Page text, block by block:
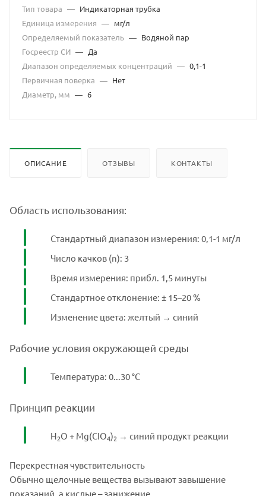
Тип товара — Индикаторная трубка
Единица измерения — мг/л
Определяемый показатель — Водяной пар
Госреестр СИ — Да
Диапазон определяемых концентраций — 0,1-1
Первичная поверка — Нет
Диаметр, мм — 6
ОПИСАНИЕ ОТЗЫВЫ КОНТАКТЫ
Область использования:
Стандартный диапазон измерения: 0,1-1 мг/л
Число качков (n): 3
Время измерения: прибл. 1,5 минуты
Стандартное отклонение: ± 15–20 %
Изменение цвета: желтый → синий
Рабочие условия окружающей среды
Температура: 0...30 °C
Принцип реакции
H2O + Mg(CIO4)2 → синий продукт реакции
Перекрестная чувствительность
Обычно щелочные вещества вызывают завышение
показаний, а кислые – занижение.